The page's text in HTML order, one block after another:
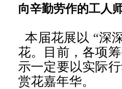
向辛勤劳作的工人
本届花展以 “深
花。
目前，各项
示一定要以实际
赏花嘉年华。